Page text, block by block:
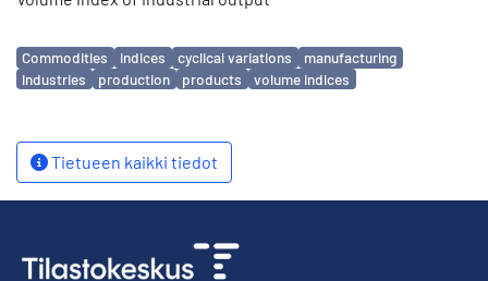
Avainsanat
Commodities indices cyclical variations
manufacturing
industries
production products volume indices
Tietueen kaikki tiedot